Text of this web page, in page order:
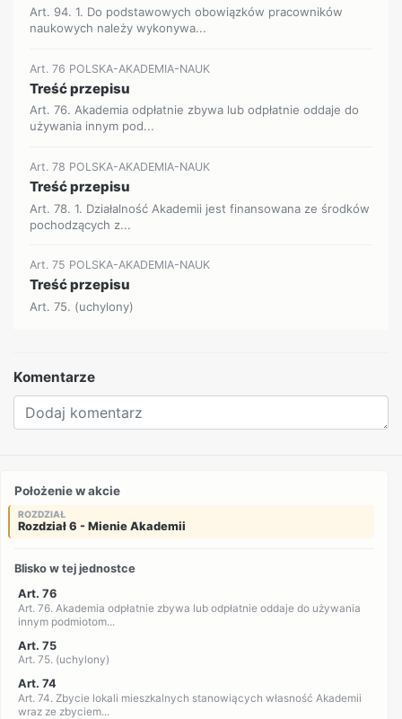
Art. 94. 1. Do podstawowych obowiązków pracowników
naukowych należy wykonywa...
Art. 76 POLSKA-AKADEMIA-NAUK
Treść przepisu
Art. 76. Akademia odpłatnie zbywa lub odpłatnie oddaje do
używania innym pod...
Art. 78 POLSKA-AKADEMIA-NAUK
Treść przepisu
Art. 78. 1. Działalność Akademii jest finansowana ze środków
pochodzących z...
Art. 75 POLSKA-AKADEMIA-NAUK
Treść przepisu
Art. 75. (uchylony)
Komentarze
Położenie w akcie
ROZDZIAŁ
Rozdział 6 - Mienie Akademii
Blisko w tej jednostce
Art. 76
Art. 76. Akademia odpłatnie zbywa lub odpłatnie oddaje do używania
innym podmiotom...
Art. 75
Art. 75. (uchylony)
Art. 74
Art. 74. Zbycie lokali mieszkalnych stanowiących własność Akademii
wraz ze zbyciem...